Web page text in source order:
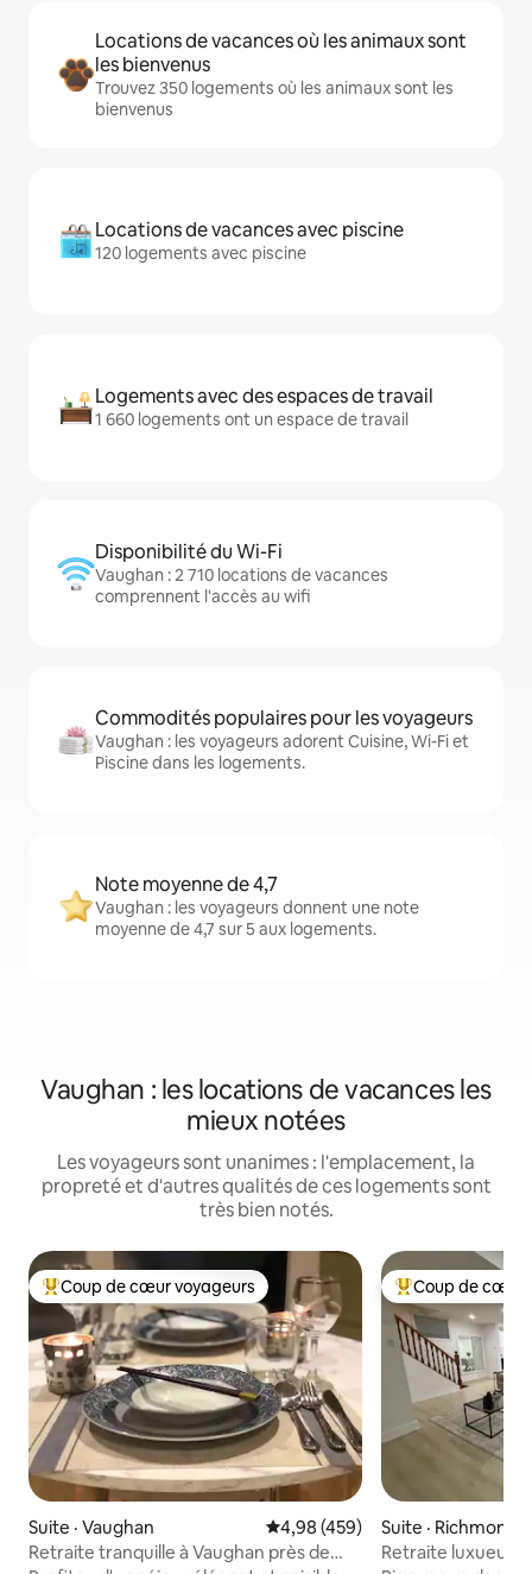
Locations de vacances où les animaux sont
les bienvenus
Trouvez 350 logements où les animaux sont les
bienvenus
Locations de vacances avec piscine
120 logements avec piscine
Logements avec des espaces de travail
1 660 logements ont un espace de travail
Disponibilité du Wi-Fi
Vaughan : 2 710 locations de vacances
comprennent l'accès au wifi
Commodités populaires pour les voyageurs
Vaughan : les voyageurs adorent Cuisine, Wi-Fi et
Piscine dans les logements.
Note moyenne de 4,7
Vaughan : les voyageurs donnent une note
moyenne de 4,7 sur 5 aux logements.
Vaughan : les locations de vacances les
mieux notées
Les voyageurs sont unanimes : l'emplacement, la
propreté et d'autres qualités de ces logements sont
très bien notés.
Coup de cœur voyageurs parmi les plus aimés
Coup de cœur voyageurs
Suite · Vaughan Note moyenne de 4,98 sur 5,
4,98 (459)
Retraite tranquille à Vaughan près de
Coup de cœur
Coup de cœur
Suite · Richmond
Retraite luxueuse